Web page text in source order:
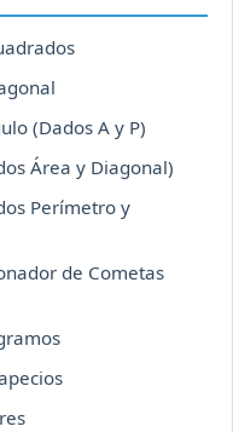
(Dados A y P)
Área y Diagonal)
Perímetro y
de Cometas